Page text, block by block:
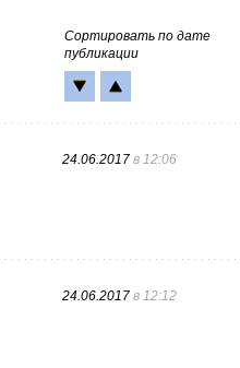
Сортировать по дате
публикации
24.06.2017 в 12:06
24.06.2017 в 12:12